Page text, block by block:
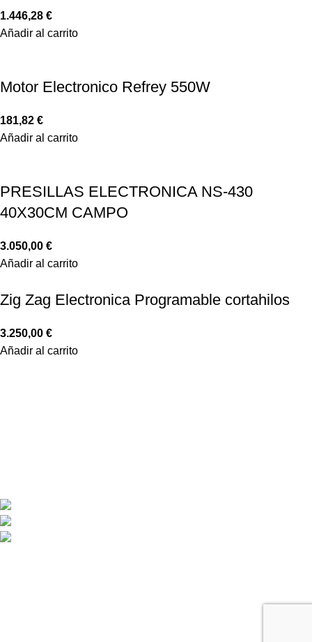
1.446,28 €
Añadir al carrito
Motor Electronico Refrey 550W
181,82 €
Añadir al carrito
PRESILLAS ELECTRONICA NS-430
40X30CM CAMPO
3.050,00 €
Añadir al carrito
Zig Zag Electronica Programable cortahilos
3.250,00 €
Añadir al carrito